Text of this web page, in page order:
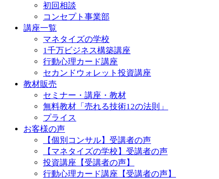
初回相談
コンセプト事業部
講座一覧
マネタイズの学校
1千万ビジネス構築講座
行動心理カード講座
セカンドウォレット投資講座
教材販売
セミナー・講座・教材
無料教材「売れる技術12の法則」
プライス
お客様の声
【個別コンサル】受講者の声
【マネタイズの学校】受講者の声
投資講座【受講者の声】
行動心理カード講座【受講者の声】